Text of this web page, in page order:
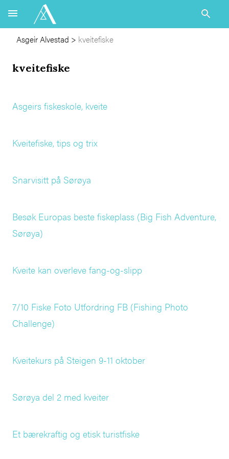
Asgeir Alvestad > kveitefiske
kveitefiske
Asgeirs fiskeskole, kveite
Kveitefiske, tips og trix
Snarvisitt på Sørøya
Besøk Europas beste fiskeplass (Big Fish Adventure,
Sørøya)
Kveite kan overleve fang-og-slipp
7/10 Fiske Foto Utfordring FB (Fishing Photo
Challenge)
Kveitekurs på Steigen 9-11 oktober
Sørøya del 2 med kveiter
Et bærekraftig og etisk turistfiske